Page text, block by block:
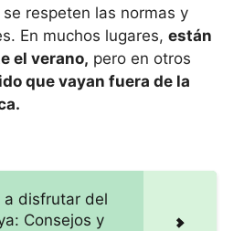
se respeten las normas y
En muchos lugares, están
el verano, pero en otros
que vayan fuera de la
a disfrutar del
Consejos y